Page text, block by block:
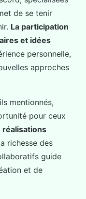
de se tenir
La participation
et idées
personnelle,
approches
mentionnés,
pour ceux
réalisations
richesse des
guide
et de